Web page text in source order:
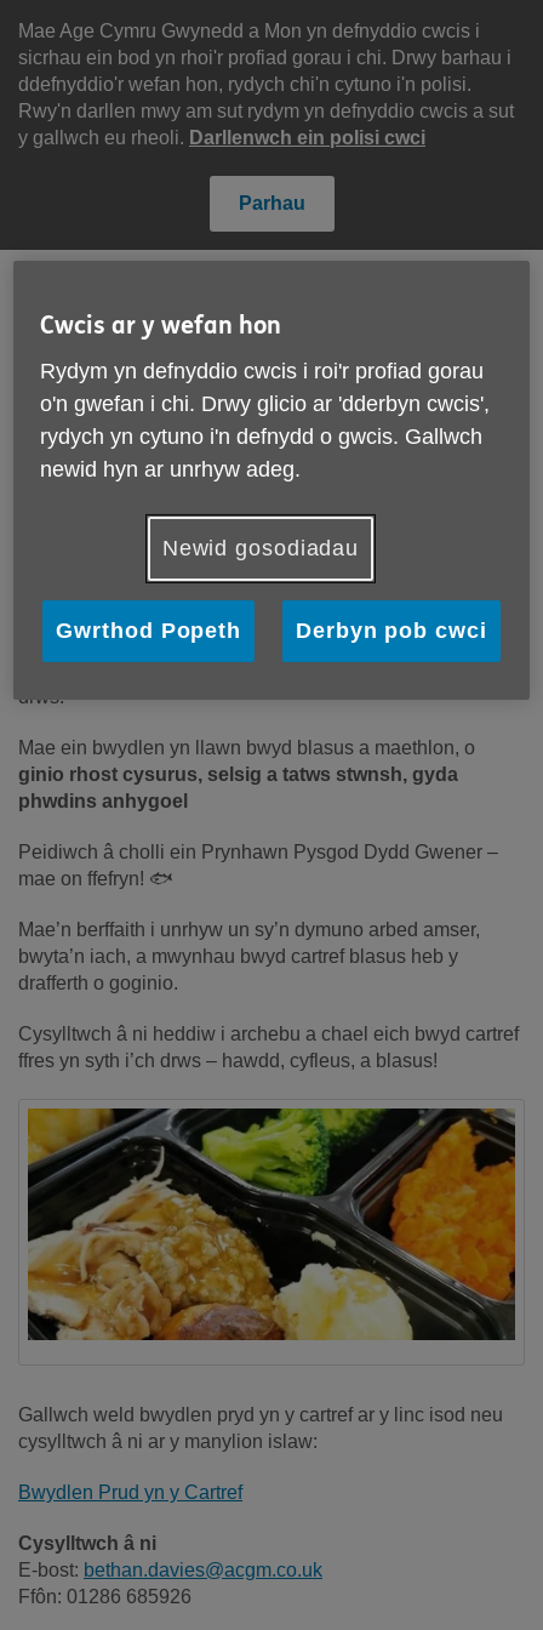
Mae Age Cymru Gwynedd a Mon yn defnyddio cwcis i
sicrhau ein bod yn rhoi'r profiad gorau i chi. Drwy barhau i
ddefnyddio'r wefan hon, rydych chi'n cytuno i'n polisi.
Rwy'n darllen mwy am sut rydym yn defnyddio cwcis a sut
y gallwch eu rheoli. Darllenwch ein polisi cwci
Parhau
cynnwys
Search Menu
Site
Navigation
Cyfrannwch
Gwasanaeth Pryd yn
y Cartref
Mwynhewch gyfleustra ein gwasanaeth Prud ar Glud–
drws.
Mae ein bwydlen yn llawn bwyd blasus a maethlon, o
ginio rhost cysurus, selsig a tatws stwnsh, gyda
phwdins anhygoel
Peidiwch â cholli ein Prynhawn Pysgod Dydd Gwener –
mae on ffefryn! 🐟
Mae’n berffaith i unrhyw un sy’n dymuno arbed amser,
bwyta’n iach, a mwynhau bwyd cartref blasus heb y
drafferth o goginio.
Cysylltwch â ni heddiw i archebu a chael eich bwyd cartref
ffres yn syth i’ch drws – hawdd, cyfleus, a blasus!
Gallwch weld bwydlen pryd yn y cartref ar y linc isod neu
cysylltwch â ni ar y manylion islaw:
Bwydlen Prud yn y Cartref
Cysylltwch â ni
E-bost: bethan.davies@acgm.co.uk
Ffôn: 01286 685926
Cwcis ar y wefan hon
Rydym yn defnyddio cwcis i roi'r profiad gorau
o'n gwefan i chi. Drwy glicio ar 'dderbyn cwcis',
rydych yn cytuno i'n defnydd o gwcis. Gallwch
newid hyn ar unrhyw adeg.
Newid gosodiadau
Gwrthod Popeth Derbyn pob cwci